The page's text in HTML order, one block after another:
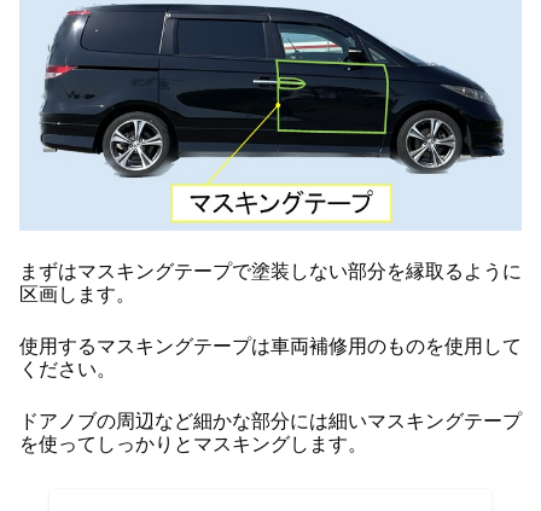
まずはマスキングテープで塗装しない部分を縁取るように
区画します。
使用するマスキングテープは車両補修用のものを使用して
ください。
ドアノブの周辺など細かな部分には細いマスキングテープ
を使ってしっかりとマスキングします。